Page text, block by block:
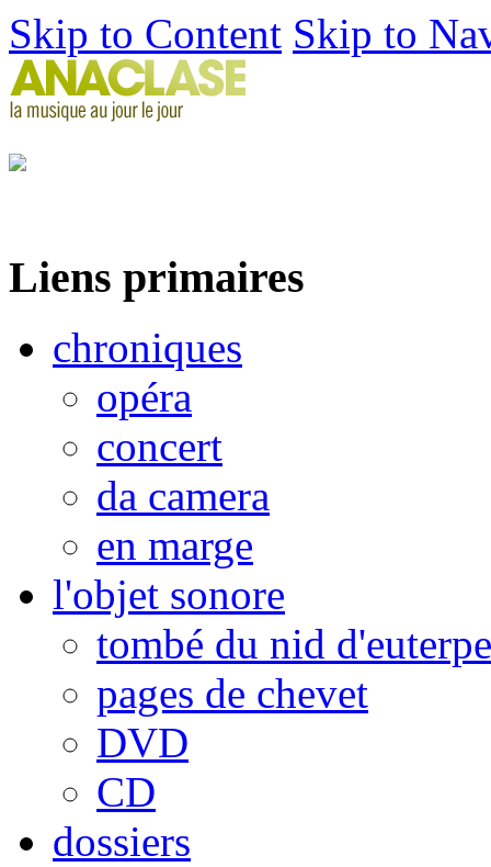
Skip to Content Skip to
Liens primaires
chroniques
opéra
concert
da camera
en marge
l'objet sonore
tombé du nid d'euterpe
pages de chevet
DVD
CD
dossiers